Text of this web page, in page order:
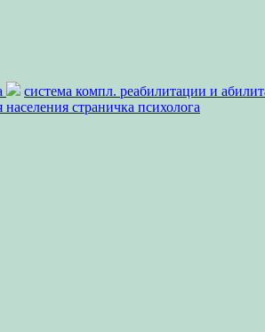
система компл. реабилитации и
страничка психолога